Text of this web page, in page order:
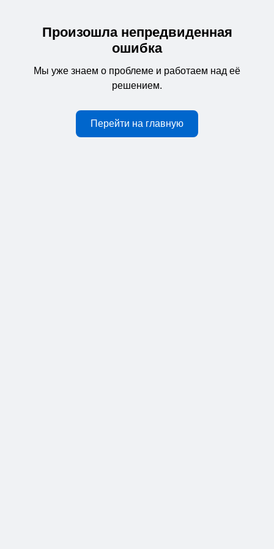
Произошла непредвиденная
ошибка
Мы уже знаем о проблеме и работаем над её
решением.
Перейти на главную